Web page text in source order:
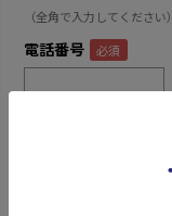
（全角で入力してください）
電話番号